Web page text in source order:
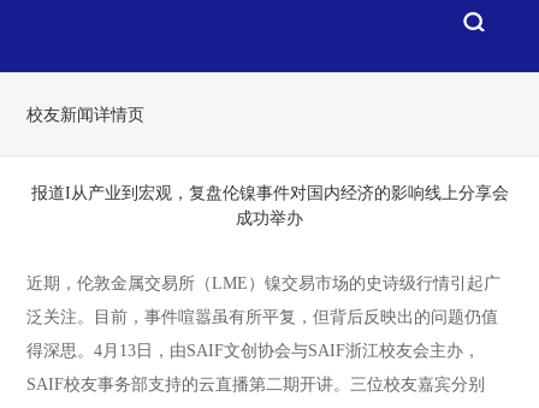
校友新闻详情页
报道I从产业到宏观，复盘伦镍事件对国内经济的影响线上分享会
成功举办
近期，伦敦金属交易所（LME）镍交易市场的史诗级行情引起广
泛关注。目前，事件喧嚣虽有所平复，但背后反映出的问题仍值
得深思。4月13日，由SAIF文创协会与SAIF浙江校友会主办，
SAIF校友事务部支持的云直播第二期开讲。三位校友嘉宾分别